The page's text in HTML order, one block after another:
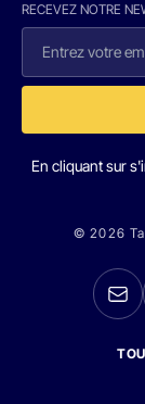
RECEVEZ NOTRE
En cliquant sur
© 2026